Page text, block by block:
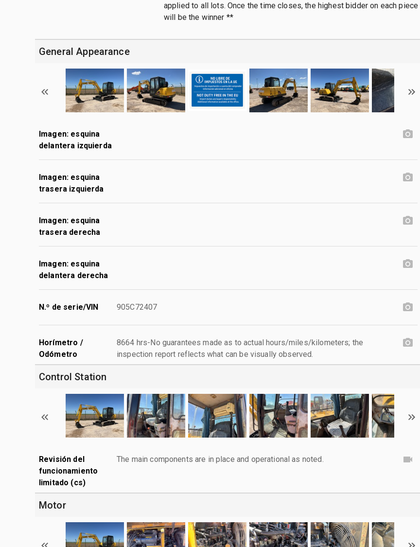
applied to all lots. Once the time closes, the highest bidder on each piece
will be the winner **
General Appearance
Imagen: esquina
delantera izquierda
Imagen: esquina
trasera izquierda
Imagen: esquina
trasera derecha
Imagen: esquina
delantera derecha
N.º de serie/VIN 905C72407
Horímetro /
Odómetro
8664 hrs-No guarantees made as to actual hours/miles/kilometers; the
inspection report reflects what can be visually observed.
Control Station
Revisión del
funcionamiento
limitado (cs)
The main components are in place and operational as noted.
Motor